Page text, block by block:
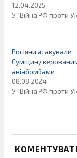
12.04.2025
У "Війна РФ проти
Росіяни атакували
Сумщину
авіабомбами
08.08.2024
У "Війна РФ проти